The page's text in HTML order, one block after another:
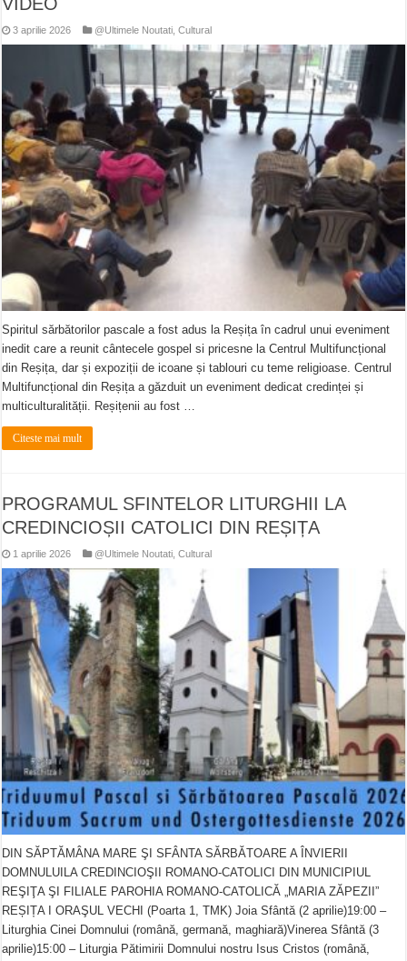
3 aprilie 2026 @Ultimele Noutati ,Cultural
Spiritul sărbătorilor pascale a fost adus la Reșița în cadrul unui eveniment
inedit care a reunit cântecele gospel si pricesne la Centrul Multifuncțional
din Reșița, dar și expoziții de icoane și tablouri cu teme religioase. Centrul
Multifuncțional din Reșița a găzduit un eveniment dedicat credinței și
multiculturalității. Reșițenii au fost …
Citeste mai mult
PROGRAMUL SFINTELOR LITURGHII LA
CREDINCIOȘII CATOLICI DIN REȘIȚA
1 aprilie 2026 @Ultimele Noutati ,Cultural
DIN SĂPTĂMÂNA MARE ŞI SFÂNTA SĂRBĂTOARE A ÎNVIERII
DOMNULUILA CREDINCIOŞII ROMANO-CATOLICI DIN MUNICIPIUL
REŞIŢA ŞI FILIALE PAROHIA ROMANO-CATOLICĂ „MARIA ZĂPEZII”
REȘIȚA I ORAŞUL VECHI (Poarta 1, TMK) Joia Sfântă (2 aprilie)19:00 –
Liturghia Cinei Domnului (română, germană, maghiară)Vinerea Sfântă (3
aprilie)15:00 – Liturgia Pătimirii Domnului nostru Isus Cristos (română,